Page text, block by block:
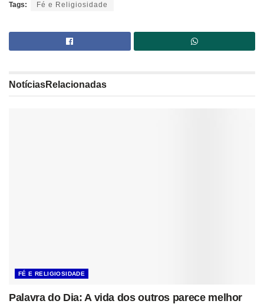
Tags: Fé e Religiosidade
NotíciasRelacionadas
FÉ E RELIGIOSIDADE
Palavra do Dia: A vida dos outros parece melhor